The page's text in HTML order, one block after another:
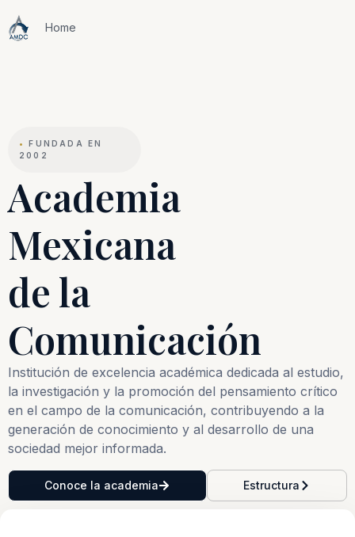
Home
•
FUNDADA EN
2002
Academia
Mexicana
de la
Comunicación
Institución de excelencia académica dedicada al estudio,
la investigación y la promoción del pensamiento crítico
en el campo de la comunicación, contribuyendo a la
generación de conocimiento y al desarrollo de una
sociedad mejor informada.
Conoce la academia Estructura